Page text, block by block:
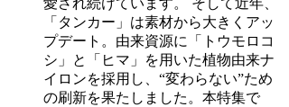
「タンカー」は素材から大きくアッ
プデート。由来資源に「トウモロコ
シ」と「ヒマ」を用いた植物由来ナ
イロンを採用し、“変わらない”ため
の刷新を果たしました。本特集で